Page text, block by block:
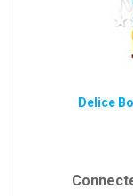
Delice